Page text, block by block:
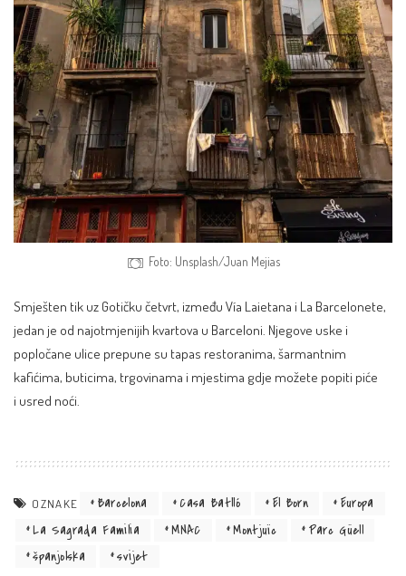
Foto: Unsplash/Juan Mejias
Smješten tik uz Gotičku četvrt, između Vía Laietana i La Barcelonete,
jedan je od najotmjenijih kvartova u Barceloni. Njegove uske i
popločane ulice prepune su tapas restoranima, šarmantnim
kafićima, buticima, trgovinama i mjestima gdje možete popiti piće
i usred noći.
OZNAKE Barcelona Casa Batlló El Born
Europa
La Sagrada Familia
MNAC Montjuïc
Parc Güell
španjolska
svijet